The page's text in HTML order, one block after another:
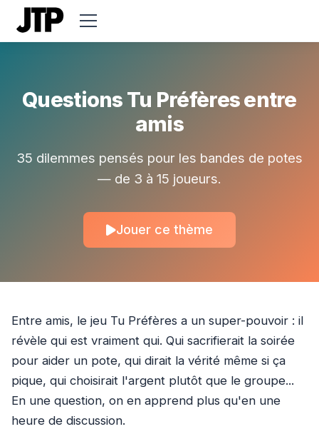
Questions Tu Préfères entre
amis
35 dilemmes pensés pour les bandes de potes
— de 3 à 15 joueurs.
Jouer ce thème
Entre amis, le jeu Tu Préfères a un super-pouvoir : il
révèle qui est vraiment qui. Qui sacrifierait la soirée
pour aider un pote, qui dirait la vérité même si ça
pique, qui choisirait l'argent plutôt que le groupe...
En une question, on en apprend plus qu'en une
heure de discussion.